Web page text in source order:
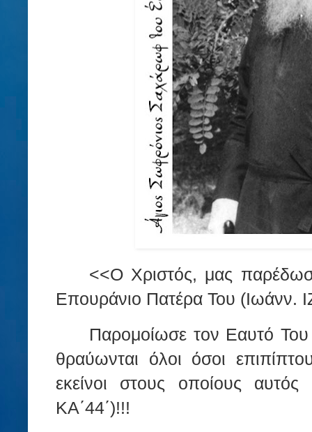
<<Ο Χριστός, μας
Επουράνιο Πατέρα Του (Ιωάνν.
Παρομοίωσε τον Εαυτό
θραύωνται όλοι όσοι
εκείνοι στους οποίους
ΚΑ΄44΄)!!!